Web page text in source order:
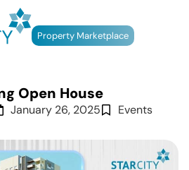
Property Marketplace
Open House
January 26, 2025 Events